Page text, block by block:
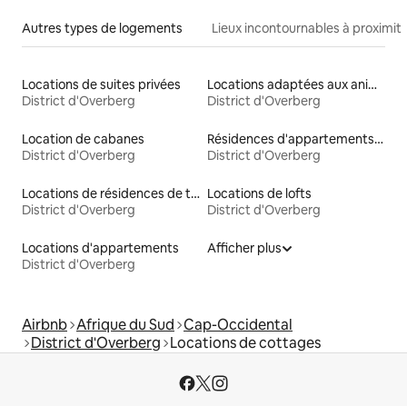
Autres types de logements Lieux incontournables à
Locations de suites privées
District d'Overberg
Locations adaptées aux animaux
District d'Overberg
Location de cabanes
District d'Overberg
Résidences d'appartements en location
District d'Overberg
Locations de résidences de tourisme
District d'Overberg
Locations de lofts
District d'Overberg
Locations d'appartements
District d'Overberg
Afficher plus
Airbnb Afrique du Sud Cap-Occidental
District d'Overberg Locations de cottages